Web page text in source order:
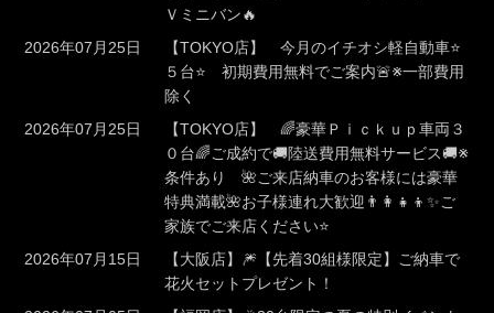
Ｖミニバン🔥
2026年07月25日
【TOKYO店】 今月のイチオシ軽自動車⭐
５台⭐ 初期費用無料でご案内🚨※一部費用
除く
2026年07月25日
【TOKYO店】 🌈豪華Ｐｉｃｋｕｐ車両３
０台🌈ご成約で🚚陸送費用無料サービス🚚※
条件あり 🌺ご来店納車のお客様には豪華
特典満載🌺お子様連れ大歓迎👨‍👩‍👧‍👦✨ご
家族でご来店ください⭐
2026年07月15日
【大阪店】🎆【先着30組様限定】ご納車で
花火セットプレゼント！